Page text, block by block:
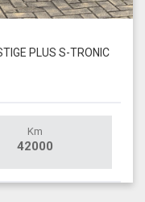
PLUS S-TRONIC
Km
42000